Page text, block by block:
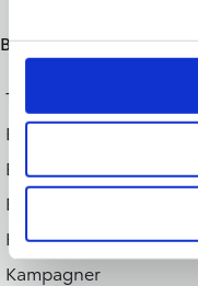
Biler
Toyota
Brugte biler
Erhverv
EL
Hybrid
Kampagner